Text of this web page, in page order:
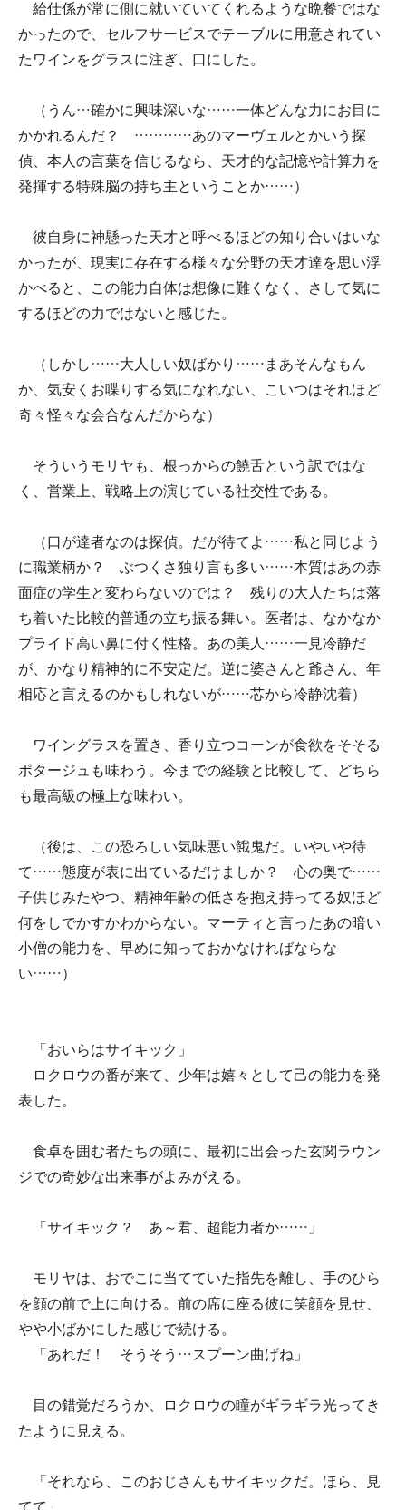
給仕係が常に側に就いていてくれるような晩餐ではな
かったので、セルフサービスでテーブルに用意されてい
たワインをグラスに注ぎ、口にした。
（うん…確かに興味深いな……一体どんな力にお目に
かかれるんだ？ …………あのマーヴェルとかいう探
偵、本人の言葉を信じるなら、天才的な記憶や計算力を
発揮する特殊脳の持ち主ということか……）
彼自身に神懸った天才と呼べるほどの知り合いはいな
かったが、現実に存在する様々な分野の天才達を思い浮
かべると、この能力自体は想像に難くなく、さして気に
するほどの力ではないと感じた。
（しかし……大人しい奴ばかり……まあそんなもん
か、気安くお喋りする気になれない、こいつはそれほど
奇々怪々な会合なんだからな）
そういうモリヤも、根っからの饒舌という訳ではな
く、営業上、戦略上の演じている社交性である。
（口が達者なのは探偵。だが待てよ……私と同じよう
に職業柄か？ ぶつくさ独り言も多い……本質はあの赤
面症の学生と変わらないのでは？ 残りの大人たちは落
ち着いた比較的普通の立ち振る舞い。医者は、なかなか
プライド高い鼻に付く性格。あの美人……一見冷静だ
が、かなり精神的に不安定だ。逆に婆さんと爺さん、年
相応と言えるのかもしれないが……芯から冷静沈着）
ワイングラスを置き、香り立つコーンが食欲をそそる
ポタージュも味わう。今までの経験と比較して、どちら
も最高級の極上な味わい。
（後は、この恐ろしい気味悪い餓鬼だ。いやいや待
て……態度が表に出ているだけましか？ 心の奥で……
子供じみたやつ、精神年齢の低さを抱え持ってる奴ほど
何をしでかすかわからない。マーティと言ったあの暗い
小僧の能力を、早めに知っておかなければならな
い……）
「おいらはサイキック」
ロクロウの番が来て、少年は嬉々として己の能力を発
表した。
食卓を囲む者たちの頭に、最初に出会った玄関ラウン
ジでの奇妙な出来事がよみがえる。
「サイキック？ あ～君、超能力者か……」
モリヤは、おでこに当てていた指先を離し、手のひら
を顔の前で上に向ける。前の席に座る彼に笑顔を見せ、
やや小ばかにした感じで続ける。
「あれだ！ そうそう…スプーン曲げね」
目の錯覚だろうか、ロクロウの瞳がギラギラ光ってき
たように見える。
「それなら、このおじさんもサイキックだ。ほら、見
てて」